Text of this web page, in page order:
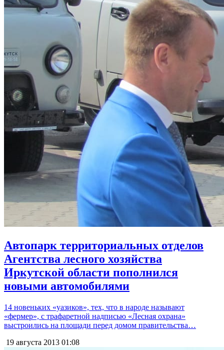
Автопарк территориальных отделов
Агентства лесного хозяйства
Иркутской области пополнился
новыми автомобилями
14 новеньких «уазиков», тех, что в народе называют
«фермер», с трафаретной надписью «Лесная охрана»
выстроились на площади перед домом правительства…
19 августа 2013 01:08